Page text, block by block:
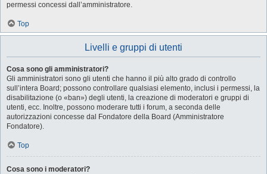
permessi concessi dall’amministratore.
Top
Livelli e gruppi di utenti
Cosa sono gli amministratori?
Gli amministratori sono gli utenti che hanno il più alto grado di controllo
sull’intera Board; possono controllare qualsiasi elemento, inclusi i permessi, la
disabilitazione (o «ban») degli utenti, la creazione di moderatori e gruppi di
utenti, ecc. Inoltre, possono moderare tutti i forum, a seconda delle
autorizzazioni concesse dal Fondatore della Board (Amministratore
Fondatore).
Top
Cosa sono i moderatori?